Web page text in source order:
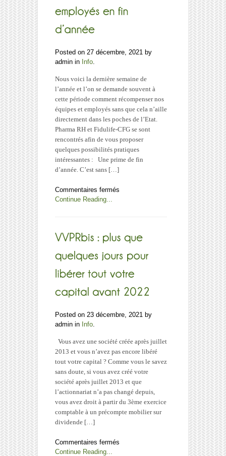
Vous
?
Posted on 27 décembre, 2021 by
admin in Info.
Nous voici la dernière semaine de
l’année et l’on se demande souvent à
cette période comment récompenser nos
équipes et employés sans que cela n’aille
directement dans les poches de l’Etat.
Pharma RH et Fidulife-CFG se sont
rencontrés afin de vous proposer
quelques possibilités pratiques
intéressantes : Une prime de fin
d’année. C’est sans […]
Commentaires fermés
fin
Continue Reading...
Posted on 23 décembre, 2021 by
admin in Info.
Vous avez une société créée après juillet
2013 et vous n’avez pas encore libéré
tout votre capital ? Comme vous le savez
sans doute, si vous avez créé votre
société après juillet 2013 et que
l’actionnariat n’a pas changé depuis,
vous avez droit à partir du 3ème exercice
comptable à un précompte mobilier sur
dividende […]
Commentaires fermés
Continue Reading...